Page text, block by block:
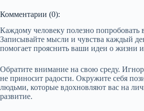
Комментарии (0):
Каждому человеку полезно попробовать
Записывайте мысли и чувства каждый
помогает прояснить ваши идеи о жизни
Обратите внимание на свою среду.
не приносит радости. Окружите себя
людьми, которые вдохновляют вас на
развитие.